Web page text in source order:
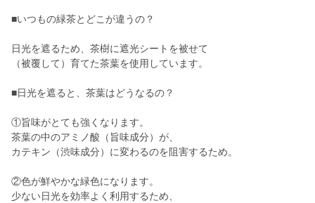
■いつもの緑茶とどこが違うの？
日光を遮るため、茶樹に遮光シートを被せて
（被覆して）育てた茶葉を使用しています。
■日光を遮ると、茶葉はどうなるの？
①旨味がとても強くなります。
茶葉の中のアミノ酸（旨味成分）が、
カテキン（渋味成分）に変わるのを阻害するため。
②色が鮮やかな緑色になります。
少ない日光を効率よく利用するため、